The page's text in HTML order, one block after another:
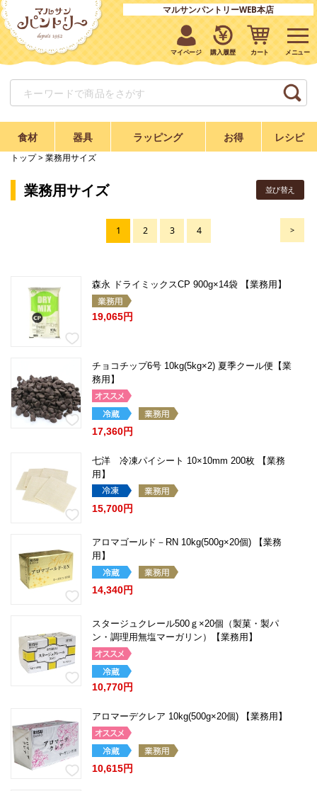
マルサンパントリーWEB本店
マイページ 購入履歴 カート
食材 器具 ラッピング お得 レシピ
トップ> 業務用サイズ
並び替え
業務用サイズ
>
1 2 3 4
森永 ドライミックスCP 900g×14袋 【業務用】
19,065円
チョコチップ6号 10kg(5kg×2) 夏季クール便【業
務用】
17,360円
七洋 冷凍パイシート 10×10mm 200枚 【業務
用】
15,700円
アロマゴールド－RN 10kg(500g×20個) 【業務
用】
14,340円
スタージュクレール500ｇ×20個（製菓・製パ
ン・調理用無塩マーガリン）【業務用】
10,770円
アロマーデクレア 10kg(500g×20個) 【業務用】
10,615円